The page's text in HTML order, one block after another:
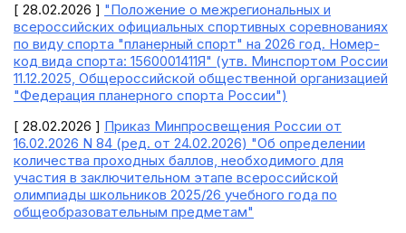
[ 28.02.2026 ] "Положение о межрегиональных и
всероссийских официальных спортивных соревнованиях
по виду спорта "планерный спорт" на 2026 год. Номер-
код вида спорта: 1560001411Я" (утв. Минспортом России
11.12.2025, Общероссийской общественной организацией
"Федерация планерного спорта России")
[ 28.02.2026 ] Приказ Минпросвещения России от
16.02.2026 N 84 (ред. от 24.02.2026) "Об определении
количества проходных баллов, необходимого для
участия в заключительном этапе всероссийской
олимпиады школьников 2025/26 учебного года по
общеобразовательным предметам"